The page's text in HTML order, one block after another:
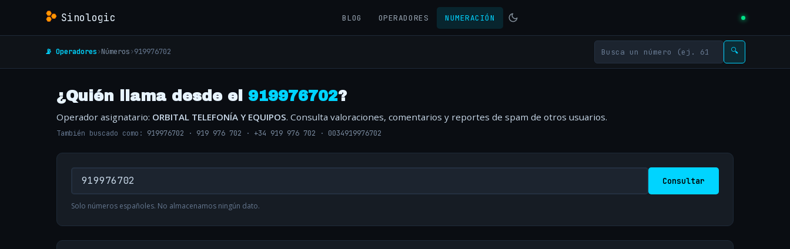
Sinologic BLOG OPERADORES NUMERACIÓN
📡 Operadores›Números›919976702 🔍
¿Quién llama desde el 919976702?
Operador asignatario: ORBITAL TELEFONÍA Y EQUIPOS. Consulta valoraciones, comentarios y reportes de spam de otros usuarios.
También buscado como: 919976702 · 919 976 702 · +34 919 976 702 · 0034919976702
Consultar
Solo números españoles. No almacenamos ningún dato.